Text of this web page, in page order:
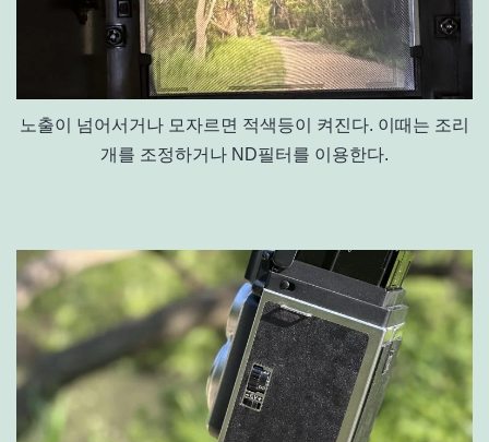
노출이 넘어서거나 모자르면 적색등이 켜진다. 이때는 조리
개를 조정하거나 ND필터를 이용한다.